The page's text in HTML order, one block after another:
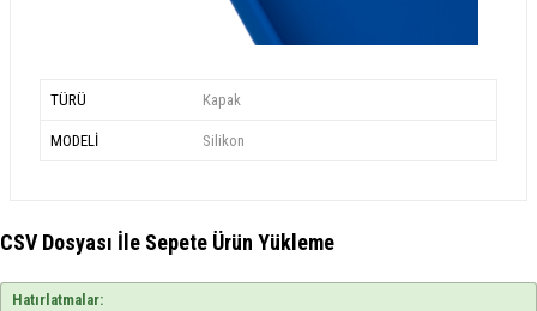
TÜRÜ Kapak
MODELİ Silikon
CSV Dosyası İle Sepete Ürün Yükleme
Hatırlatmalar: